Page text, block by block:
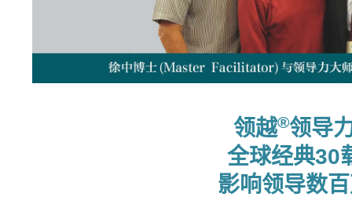
领越®领导
全球经典30
影响领导数